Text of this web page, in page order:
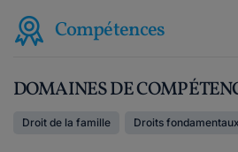
Compétences
DOMAINES DE
Droit de la famille Droits fondamentaux